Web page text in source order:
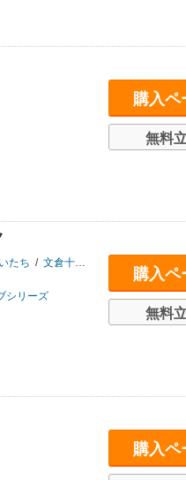
購入ペ
無料
いたち / 文倉十 / 春野友矢
シリーズ
購入ペ
無料
購入ペ